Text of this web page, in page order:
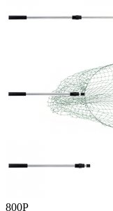
800Р